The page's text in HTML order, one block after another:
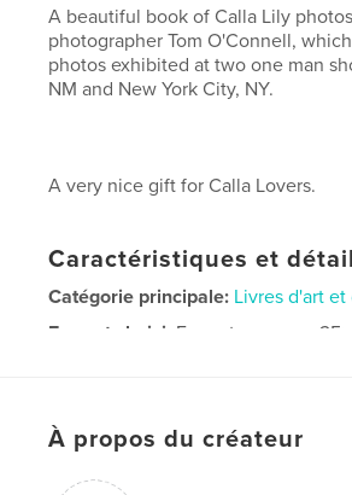
A beautiful book of Calla Lily
photographer Tom O'Connell,
photos exhibited at two one man
NM and New York City, NY.
A very nice gift for Calla Lovers.
Caractéristiques et
Catégorie principale: Livres d'art
Format choisi: Format paysage,
Mots-clés
À propos du créateur